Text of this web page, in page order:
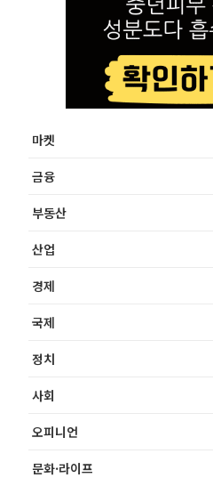
마켓
금융
부동산
산업
경제
국제
정치
사회
오피니언
문화·라이프